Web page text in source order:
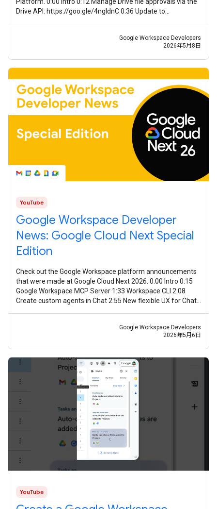
Drive API: https://goo.gle/4ngIdnC 0:36 Update to
Google Workspace Developers
2026年5月8日
YouTube
Google Workspace Developer
News: Google Cloud Next Special
Edition
Check out the Google Workspace platform announcements
that were made at Google Cloud Next 2026. 0:00 Intro 0:15
Google Workspace MCP Server 1:33 Workspace CLI 2:08
Create custom agents in Chat 2:55 New flexible UX for Chat
Google Workspace Developers
2026年5月6日
YouTube